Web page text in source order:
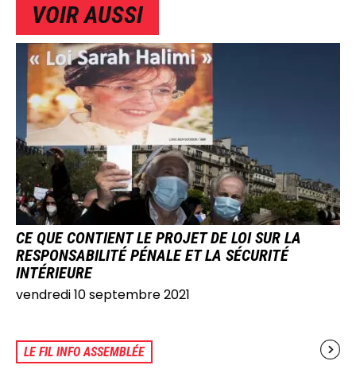
VOIR AUSSI
IMAGE
CE QUE CONTIENT LE PROJET DE LOI SUR LA
RESPONSABILITÉ PÉNALE ET LA SÉCURITÉ
INTÉRIEURE
vendredi 10 septembre 2021
LE FIL INFO ASSEMBLÉE